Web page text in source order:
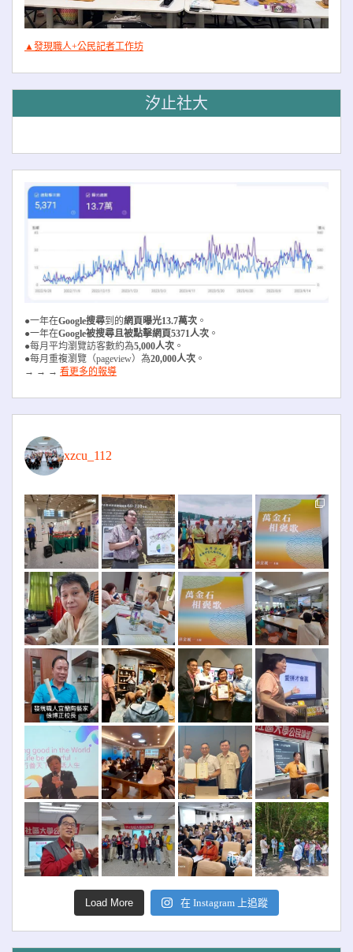
▲發現職人+公民記者工作坊
汐止社大
●一年在Google搜尋到的網頁曝光13.7萬次 。
●一年在Google被搜尋且被點擊網頁5371人次 。
●每月平均瀏覽訪客數約為5,000人次 。
●每月重複瀏覽（pageview）為20,000人次 。
→ → → 看更多的報導
xzcu_112
Load More 在 Instagram 上追蹤